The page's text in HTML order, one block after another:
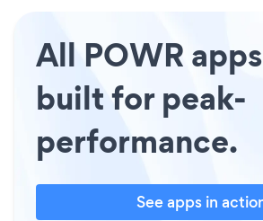
All POWR
built for peak-
performance.
See apps in